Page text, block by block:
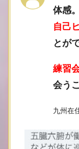
体感。
自己
とが
練習
会う
九州在